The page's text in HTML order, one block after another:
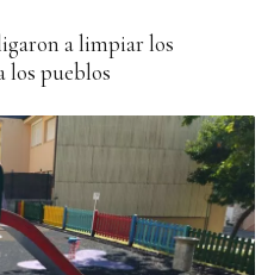
a limpiar los
los pueblos